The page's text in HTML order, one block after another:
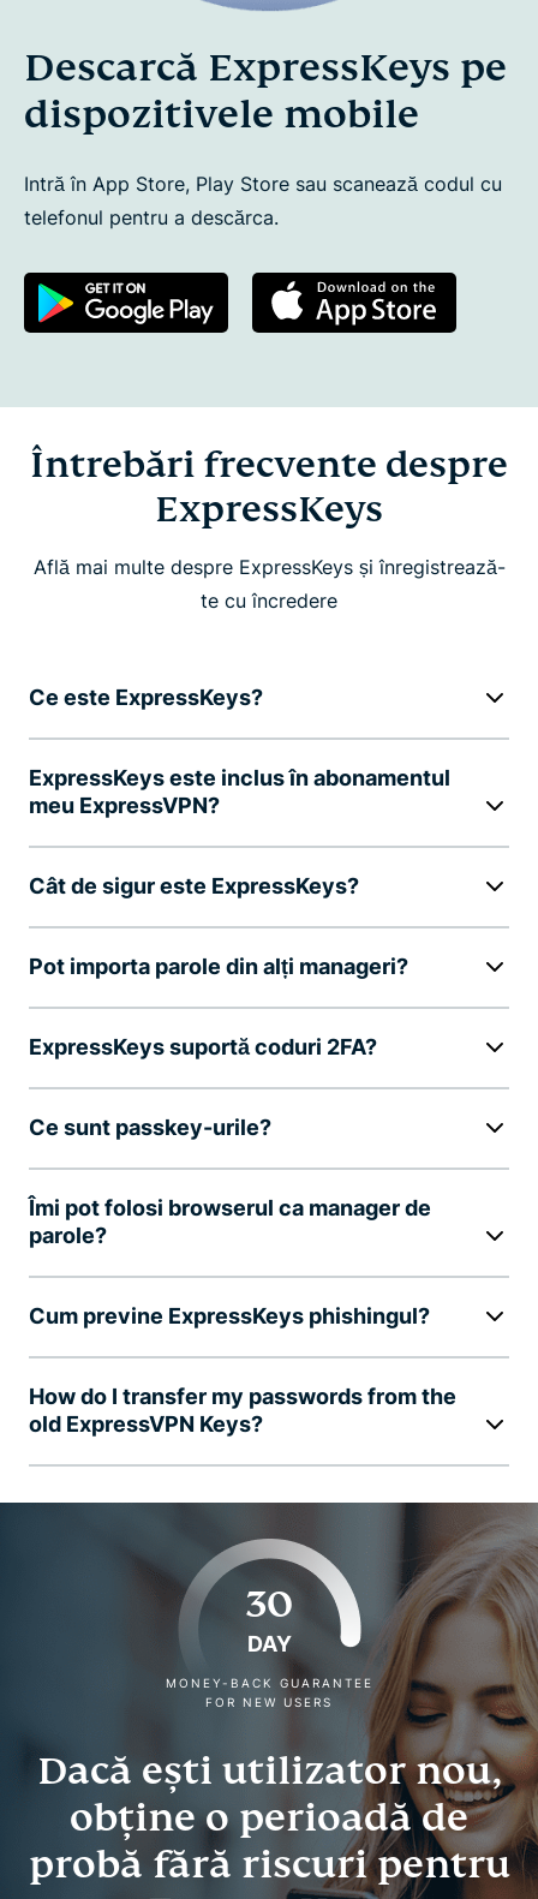
Descarcă ExpressKeys pe
dispozitivele mobile
Intră în App Store, Play Store sau scanează codul cu
telefonul pentru a descărca.
Întrebări frecvente despre
ExpressKeys
Află mai multe despre ExpressKeys și înregistrează-
te cu încredere
Ce este ExpressKeys?
ExpressKeys este inclus în abonamentul
meu ExpressVPN?
Cât de sigur este ExpressKeys?
Pot importa parole din alți manageri?
ExpressKeys suportă coduri 2FA?
Ce sunt passkey-urile?
Îmi pot folosi browserul ca manager de
parole?
Cum previne ExpressKeys phishingul?
How do I transfer my passwords from the
old ExpressVPN Keys?
30
DAY
MONEY-BACK GUARANTEE
FOR NEW USERS
Dacă ești utilizator nou,
obține o perioadă de
probă fără riscuri pentru